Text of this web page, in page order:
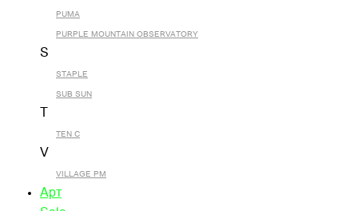
PUMA
PURPLE MOUNTAIN OBSERVATORY
S
STAPLE
SUB SUN
TEN C
V
VILLAGE PM
Арт